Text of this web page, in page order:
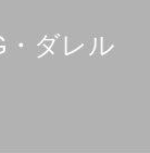
・ダレル